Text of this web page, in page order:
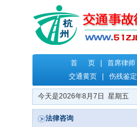
首 页 首席律师
交通黄页
伤残鉴定
今天是2026年8月7日 星期五
法律咨询